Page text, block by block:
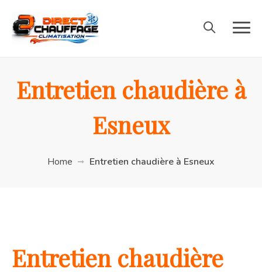
Entretien chaudière à
Esneux
Home Entretien chaudière à Esneux
Entretien chaudière